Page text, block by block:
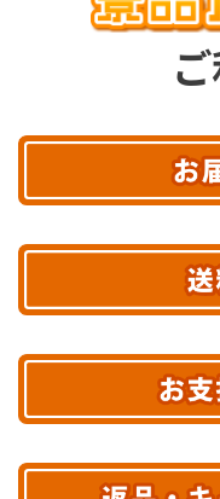
最
あす着
エリアやお
※ 配送業者による
※ 沖縄・
10,000円未
ク